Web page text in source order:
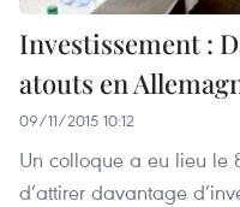
Investissement :
atouts en
09/11/2015 10:12
Un colloque a eu lieu le
d’attirer davantage